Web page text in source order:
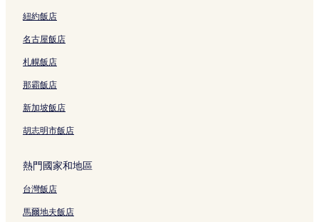
紐約飯店
名古屋飯店
札幌飯店
那霸飯店
新加坡飯店
胡志明市飯店
熱門國家和地區
台灣飯店
馬爾地夫飯店